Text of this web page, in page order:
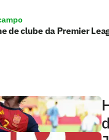
de clube da Premier